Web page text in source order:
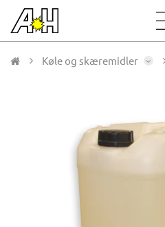
Køle og skæremidler